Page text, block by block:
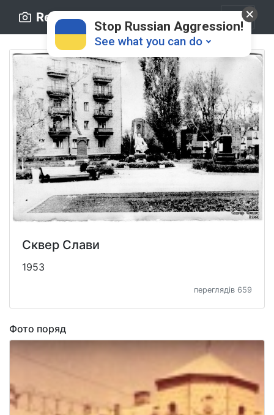
Retro.ck.ua
Сквер Слави
1953
переглядів 659
Фото поряд
Stop Russian Aggression!
See what you can do
Donate
Support Ukraine ❤
Share this widget